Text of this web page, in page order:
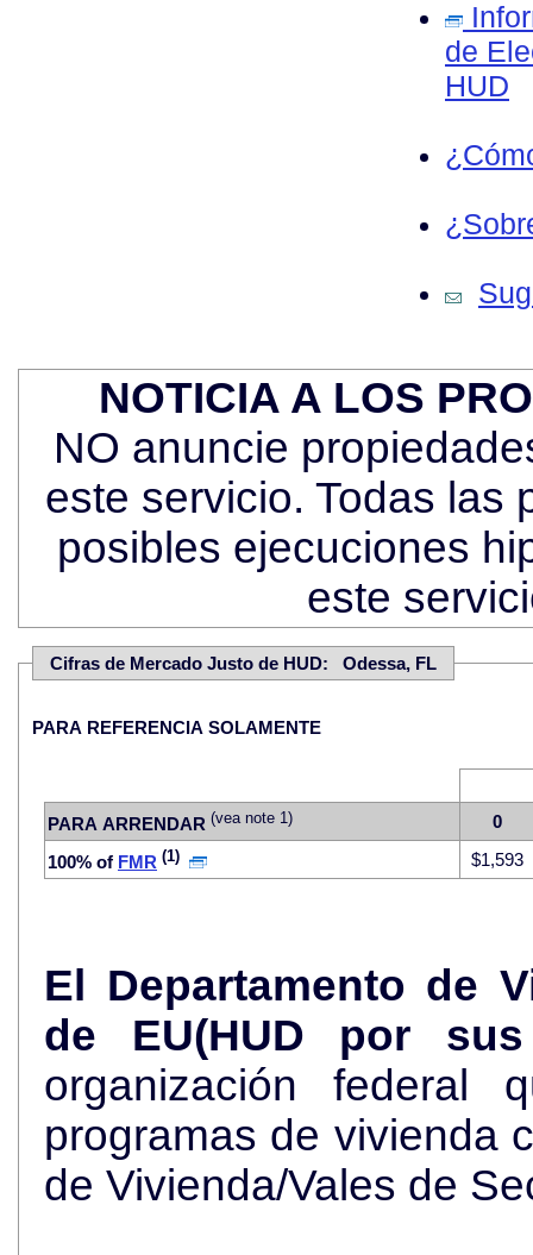
de
HUD
NOTICIA A LOS
NO anuncie
este servicio. Todas las
posibles ejecuciones
este
Cifras de Mercado Justo de HUD: Odessa, FL
PARA REFERENCIA SOLAMENTE
PARA ARRENDAR (vea note 1)
0
100% of FMR (1) $1,593
El Departamento de
de EU(HUD por
organización federal
programas de vivienda
de Vivienda/Vales de